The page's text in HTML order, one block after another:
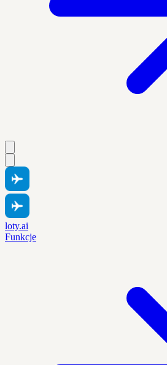
loty.ai
Funkcje